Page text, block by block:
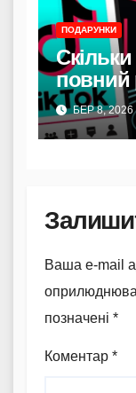
ПОДАРУНКИ
повний
БЕР 8, 2026
Ваша e-mail
позначені *
Коментар *